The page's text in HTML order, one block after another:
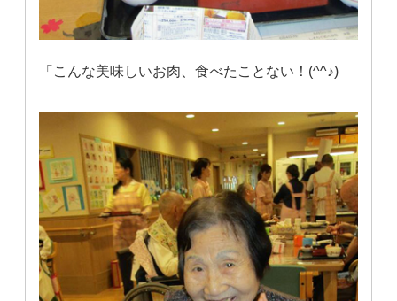
「こんな美味しいお肉、食べたことない！(^^♪)